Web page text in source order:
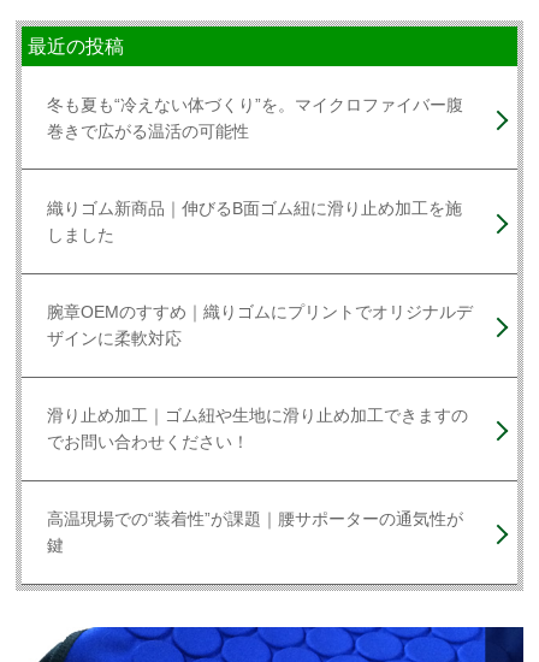
最近の投稿
冬も夏も“冷えない体づくり”を。マイクロファイバー腹
巻きで広がる温活の可能性
織りゴム新商品｜伸びるB面ゴム紐に滑り止め加工を施
しました
腕章OEMのすすめ｜織りゴムにプリントでオリジナルデ
ザインに柔軟対応
滑り止め加工｜ゴム紐や生地に滑り止め加工できますの
でお問い合わせください！
高温現場での“装着性”が課題｜腰サポーターの通気性が
鍵